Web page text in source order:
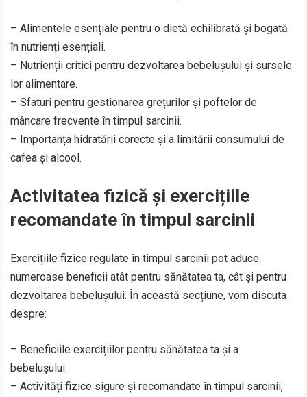
– Alimentele esențiale pentru o dietă echilibrată și bogată
în nutrienți esențiali.
– Nutrienții critici pentru dezvoltarea bebelușului și sursele
lor alimentare.
– Sfaturi pentru gestionarea grețurilor și poftelor de
mâncare frecvente în timpul sarcinii.
– Importanța hidratării corecte și a limitării consumului de
cafea și alcool.
Activitatea fizică și exercițiile
recomandate în timpul sarcinii
Exercițiile fizice regulate în timpul sarcinii pot aduce
numeroase beneficii atât pentru sănătatea ta, cât și pentru
dezvoltarea bebelușului. În această secțiune, vom discuta
despre:
– Beneficiile exercițiilor pentru sănătatea ta și a
bebelușului.
– Activități fizice sigure și recomandate în timpul sarcinii,